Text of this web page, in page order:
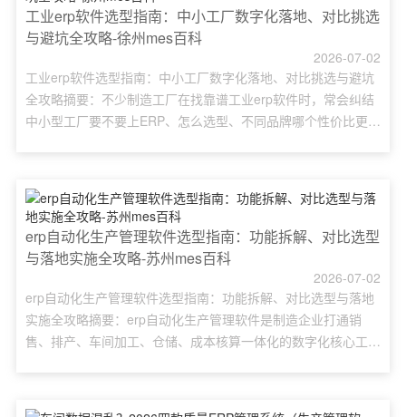
工业erp软件选型指南：中小工厂数字化落地、对比挑选
与避坑全攻略-徐州mes百科
2026-07-02
工业erp软件选型指南：中小工厂数字化落地、对比挑选与避坑
全攻略摘要：不少制造工厂在找靠谱工业erp软件时，常会纠结
中小型工厂要不要上ERP、怎么选型、不同品牌哪个性价比更
心价值拆解应用场景，梳理完整选型步骤，对比易呈ERP、用
友、金蝶、米壹云erp主流产品差异，搭配落地实战案例，解
答......
erp自动化生产管理软件选型指南：功能拆解、对比选型
与落地实施全攻略-苏州mes百科
2026-07-02
erp自动化生产管理软件选型指南：功能拆解、对比选型与落地
实施全攻略摘要：erp自动化生产管理软件是制造企业打通销
售、排产、车间加工、仓储、成本核算一体化的数字化核心工
加工企业需求，拆解erp自动化生产管理软件完整功能体系，对